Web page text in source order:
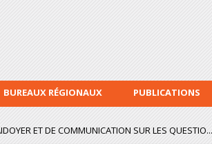
BUREAUX RÉGIONAUX PUBLICATIONS
ET DE COMMUNICATION SUR LES QUESTIO...